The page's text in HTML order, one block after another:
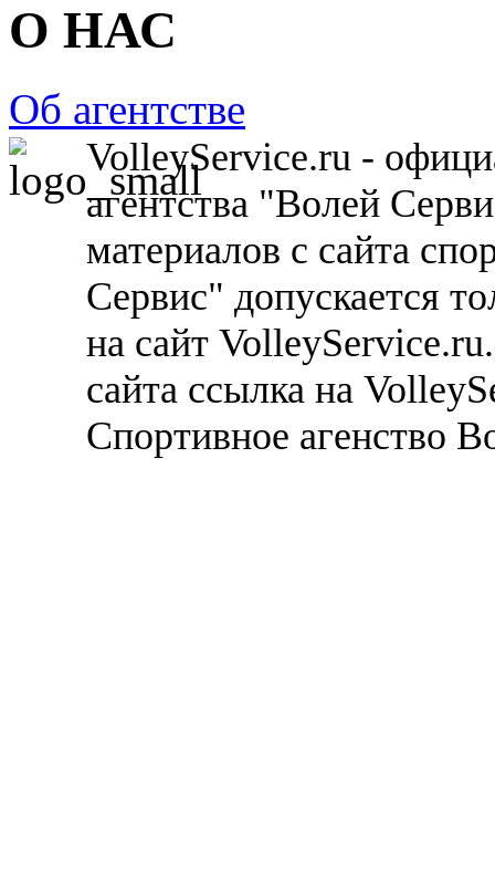
О НАС
Об агентстве
VolleyService.ru -
агентства "Волей
материалов с сайта
Сервис" допускается
на сайт
сайта ссылка на
Спортивное агенство